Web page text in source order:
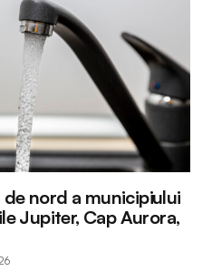
de nord a municipiului
Jupiter, Cap Aurora,